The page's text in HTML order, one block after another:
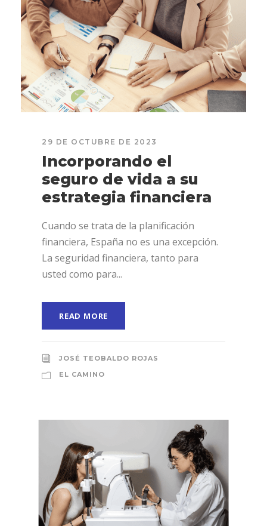
29 DE OCTUBRE DE 2023
Incorporando el
seguro de vida a su
estrategia financiera
Cuando se trata de la planificación
financiera, España no es una excepción.
La seguridad financiera, tanto para
usted como para...
READ MORE
JOSÉ TEOBALDO ROJAS
EL CAMINO